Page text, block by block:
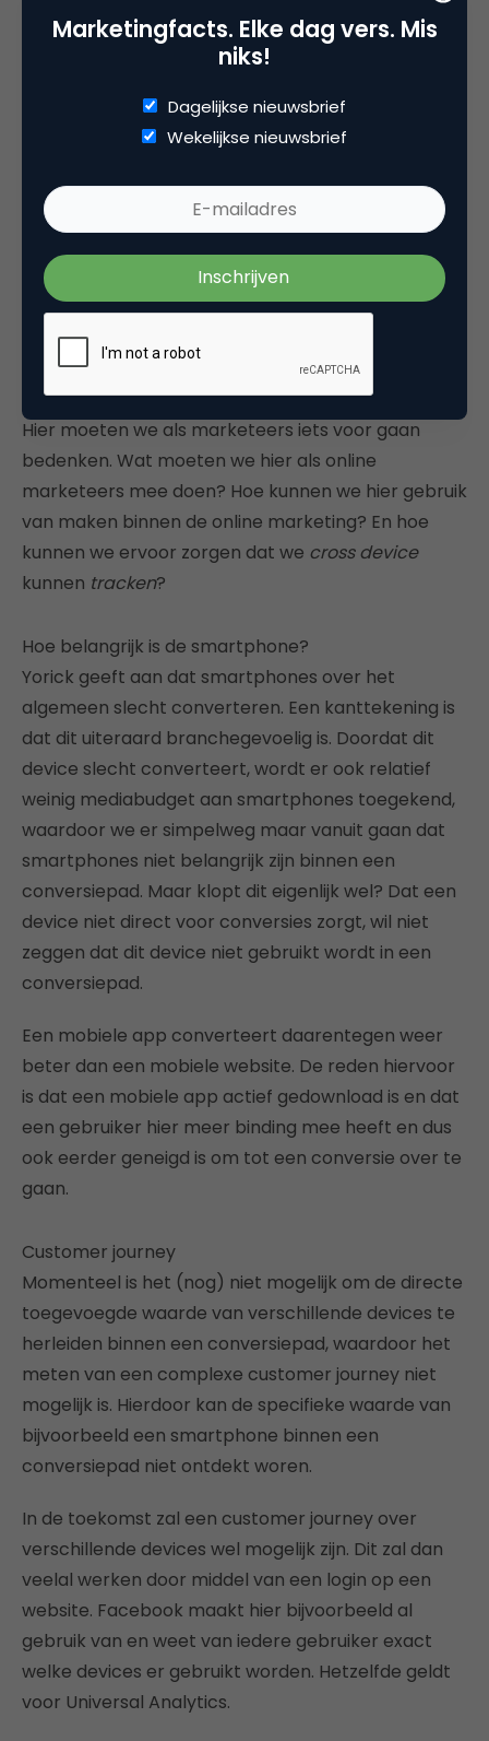
Zoals iedereen inmiddels weet, worden
apparaten steeds belangrijker binnen de online
marketing en binnen het algehele conversiepad.
De consument gebruikt
vandaag de dag alle soorten
devices kriskras door elkaar en is
constantly connected
Hier moeten we als marketeers iets voor gaan
bedenken. Wat moeten we hier als online
marketeers mee doen? Hoe kunnen we hier gebruik
van maken binnen de online marketing? En hoe
kunnen we ervoor zorgen dat we cross device
kunnen tracken?
Hoe belangrijk is de smartphone?
Yorick geeft aan dat smartphones over het
algemeen slecht converteren. Een kanttekening is
dat dit uiteraard branchegevoelig is. Doordat dit
device slecht converteert, wordt er ook relatief
weinig mediabudget aan smartphones toegekend,
waardoor we er simpelweg maar vanuit gaan dat
smartphones niet belangrijk zijn binnen een
conversiepad. Maar klopt dit eigenlijk wel? Dat een
device niet direct voor conversies zorgt, wil niet
zeggen dat dit device niet gebruikt wordt in een
conversiepad.
Een mobiele app converteert daarentegen weer
beter dan een mobiele website. De reden hiervoor
is dat een mobiele app actief gedownload is en dat
een gebruiker hier meer binding mee heeft en dus
ook eerder geneigd is om tot een conversie over te
gaan.
Customer journey
Momenteel is het (nog) niet mogelijk om de directe
toegevoegde waarde van verschillende devices te
herleiden binnen een conversiepad, waardoor het
meten van een complexe customer journey niet
mogelijk is. Hierdoor kan de specifieke waarde van
bijvoorbeeld een smartphone binnen een
conversiepad niet ontdekt woren.
In de toekomst zal een customer journey over
verschillende devices wel mogelijk zijn. Dit zal dan
veelal werken door middel van een login op een
website. Facebook maakt hier bijvoorbeeld al
gebruik van en weet van iedere gebruiker exact
welke devices er gebruikt worden. Hetzelfde geldt
voor Universal Analytics.
Marketingfacts. Elke dag vers. Mis
niks!
Dagelijkse nieuwsbrief
Wekelijkse nieuwsbrief